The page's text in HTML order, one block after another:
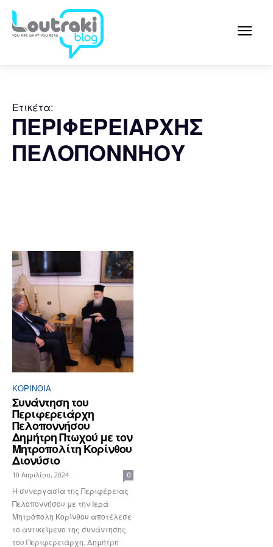
Ετικέτα:
ΠΕΡΙΦΕΡΕΙΑΡΧΗΣ
ΠΕΛΟΠΟΝΝΗΟΥ
ΚΟΡΙΝΘΊΑ
Συνάντηση του
Περιφερειάρχη
Πελοποννήσου
Δημήτρη Πτωχού με τον
Μητροπολίτη Κορίνθου
Διονύσιο
10 Απριλίου, 2024 0
Η συνεργασία της Περιφέρειας
Πελοποννήσου με την Ιερά
Μητρόπολη Κορίνθου αποτέλεσε
το αντικείμενο της συνάντησης
του Περιφερειάρχη, Δημήτρη